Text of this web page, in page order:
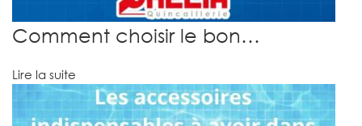
Comment choisir le bon…
Lire la suite